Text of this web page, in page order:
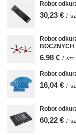
Robot
30,23 € /
Robot
6,98 € / szt.
Robot
16,04 € /
Robot
60,22 € /